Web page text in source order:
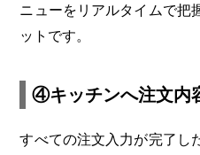
ニューをリアルタイムで把
ットです。
④キッチンへ注文内
すべての注文入力が完了し